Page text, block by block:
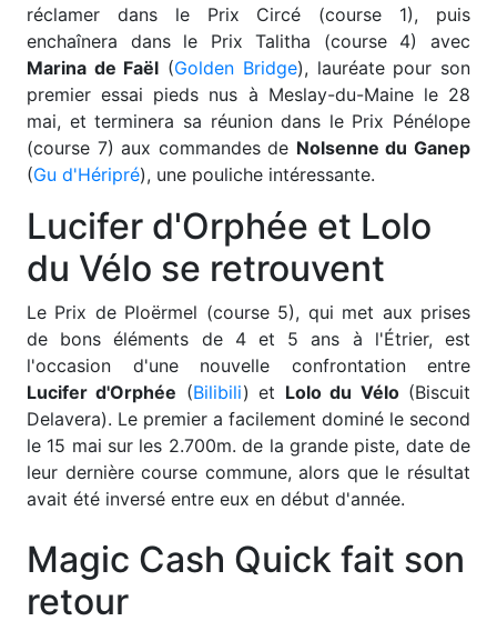
réclamer dans le Prix Circé (course 1), puis
enchaînera dans le Prix Talitha (course 4) avec
Marina de Faël (Golden Bridge), lauréate pour son
premier essai pieds nus à Meslay-du-Maine le 28
mai, et terminera sa réunion dans le Prix Pénélope
(course 7) aux commandes de Nolsenne du Ganep
(Gu d'Héripré), une pouliche intéressante.
Lucifer d'Orphée et Lolo
du Vélo se retrouvent
Le Prix de Ploërmel (course 5), qui met aux prises
de bons éléments de 4 et 5 ans à l'Étrier, est
l'occasion d'une nouvelle confrontation entre
Lucifer d'Orphée (Bilibili) et Lolo du Vélo(Biscuit
Delavera). Le premier a facilement dominé le second
le 15 mai sur les 2.700m. de la grande piste, date de
leur dernière course commune, alors que le résultat
avait été inversé entre eux en début d'année.
Magic Cash Quick fait son
retour